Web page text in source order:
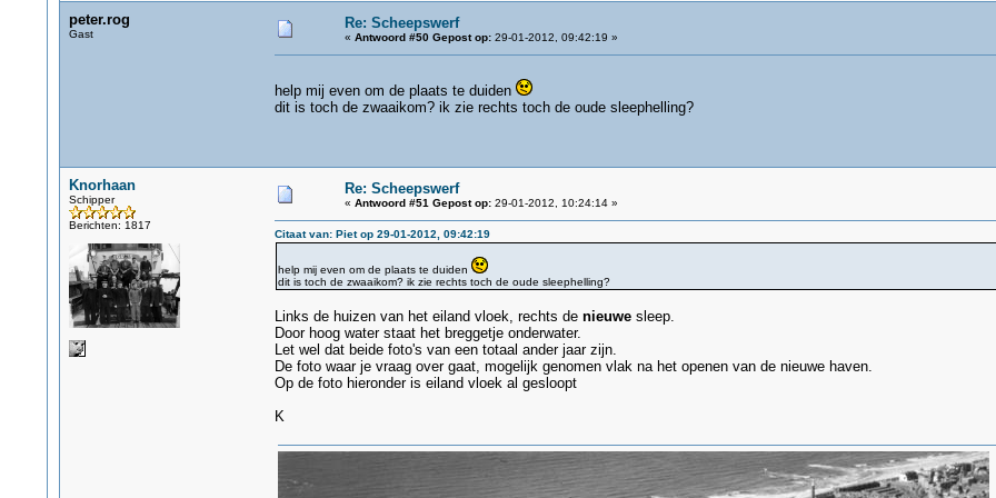
peter.rog
Gast
Re: Scheepswerf
« Antwoord #50 Gepost op:29-01-2012, 09:42:19 »
help mij even om de plaats te duiden
dit is toch de zwaaikom? ik zie rechts toch de oude sleephelling?
Knorhaan
Schipper
Berichten: 1817
Re: Scheepswerf
« Antwoord #51 Gepost op:29-01-2012, 10:24:14 »
Citaat van: Piet op 29-01-2012, 09:42:19
help mij even om de plaats te duiden
dit is toch de zwaaikom? ik zie rechts toch de oude sleephelling?
Links de huizen van het eiland vloek, rechts de nieuwe sleep.
Door hoog water staat het breggetje onderwater.
Let wel dat beide foto's van een totaal ander jaar zijn.
De foto waar je vraag over gaat, mogelijk genomen vlak na het openen van de nieuwe haven.
Op de foto hieronder is eiland vloek al gesloopt
K